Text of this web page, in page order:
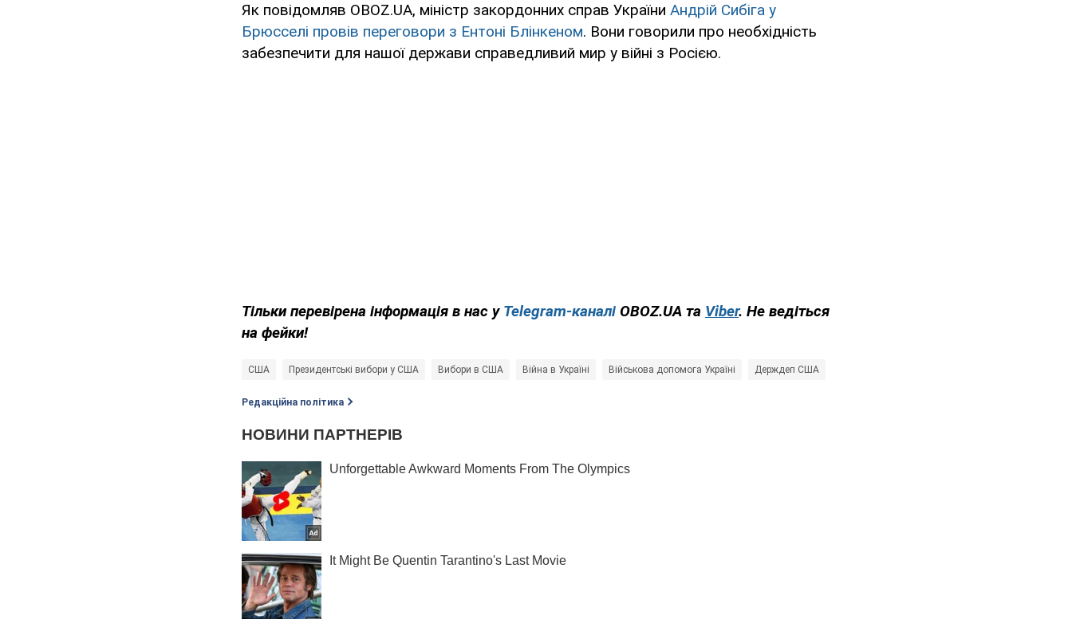
Як повідомляв OBOZ.UA, міністр закордонних справ України Андрій Сибіга у
Брюсселі провів переговори з Ентоні Блінкеном. Вони говорили про необхідність
забезпечити для нашої держави справедливий мир у війні з Росією.
Тільки перевірена інформація в нас у Telegram-каналі OBOZ.UA та Viber. Не ведіться
на фейки!
США Президентські вибори у США Вибори в США Війна в Україні Військова допомога Україні Держдеп США
Редакційна політика